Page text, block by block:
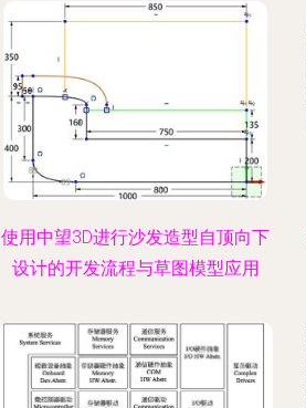
使用中望3D进行沙发造型自顶向下
设计的开发流程与草图模型应用